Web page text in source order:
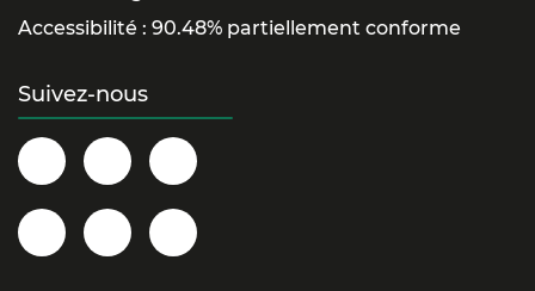
Accessibilité : 90.48% partiellement conforme
Suivez-nous
Département
de
la
@la.mayenne
sur
Instagram
@lamayenne
sur
Twitter/X
@la_mayenne
Département
@lamayenne